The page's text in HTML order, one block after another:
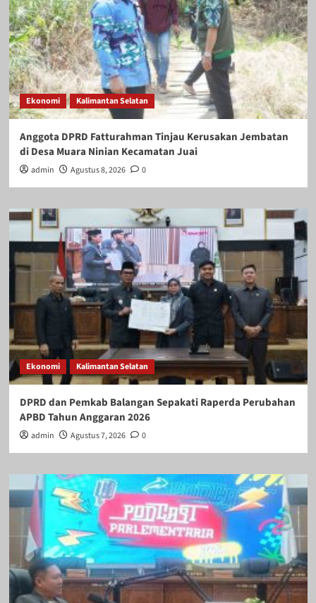
Ekonomi Kalimantan Selatan
Anggota DPRD Fatturahman Tinjau Kerusakan Jembatan
di Desa Muara Ninian Kecamatan Juai
admin Agustus 8, 2026 0
Ekonomi Kalimantan Selatan
DPRD dan Pemkab Balangan Sepakati Raperda Perubahan
APBD Tahun Anggaran 2026
admin Agustus 7, 2026 0